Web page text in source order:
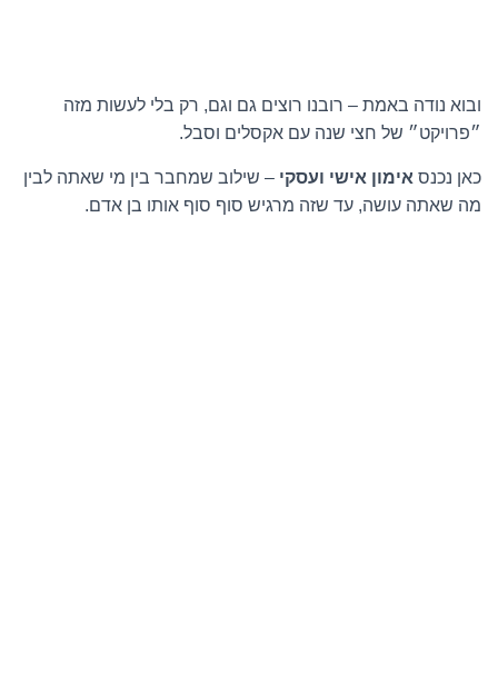
ובוא נודה באמת – רובנו רוצים גם וגם, רק בלי לעשות מזה
״פרויקט״ של חצי שנה עם אקסלים וסבל.
כאן נכנס אימון אישי ועסקי – שילוב שמחבר בין מי שאתה לבין
מה שאתה עושה, עד שזה מרגיש סוף סוף אותו בן אדם.